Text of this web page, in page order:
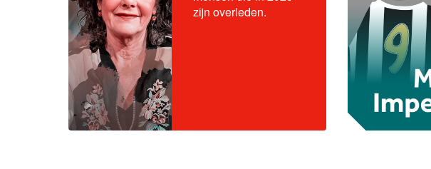
zijn overleden.